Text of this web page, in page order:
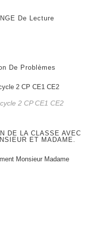
De Lecture
De Problèmes
2 CP CE1 CE2
DE LA CLASSE AVEC
ET MADAME.